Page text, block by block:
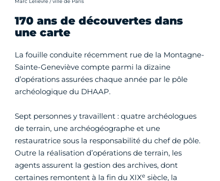
Marc Lelièvre / ville de Paris
170 ans de découvertes dans
une carte
La fouille conduite récemment rue de la Montagne-
Sainte-Geneviève compte parmi la dizaine
d’opérations assurées chaque année par le pôle
archéologique du DHAAP.
Sept personnes y travaillent : quatre archéologues
de terrain, une archéogéographe et une
restauratrice sous la responsabilité du chef de pôle.
Outre la réalisation d’opérations de terrain, les
agents assurent la gestion des archives, dont
certaines remontent à la fin du XIXe siècle, la